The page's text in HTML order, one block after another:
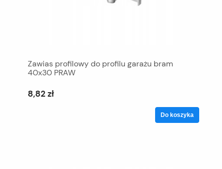
Zawias profilowy do profilu garażu bram
40x30 PRAW
8,82 zł
Do koszyka